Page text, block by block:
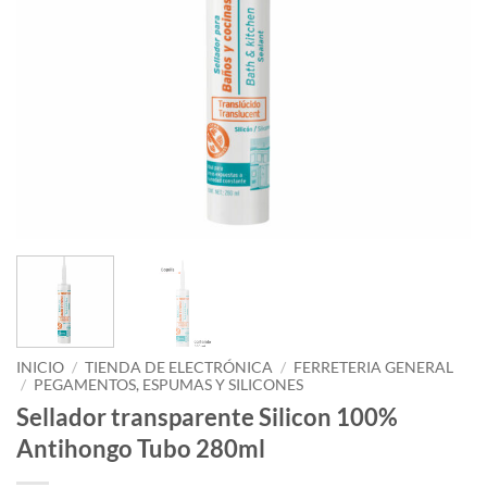
INICIO / TIENDA DE ELECTRÓNICA / FERRETERIA GENERAL
/ PEGAMENTOS, ESPUMAS Y SILICONES
Sellador transparente Silicon 100%
Antihongo Tubo 280ml